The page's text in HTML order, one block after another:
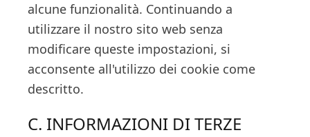
alcune funzionalità. Continuando a
utilizzare il nostro sito web senza
modificare queste impostazioni, si
acconsente all'utilizzo dei cookie come
descritto.
C. INFORMAZIONI DI TERZE